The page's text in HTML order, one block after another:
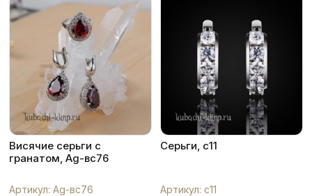
Висячие серьги с
гранатом, Ag-вс76
Артикул: Ag-вс76
Серьги, с11
Артикул: с11